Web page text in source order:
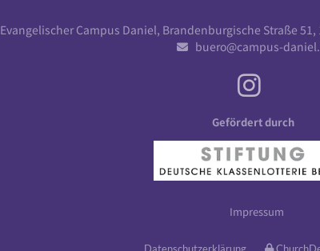
Evangelischer Campus Daniel, Brandenburgische Straße
 buero@campus-
Gefördert durch
Impressum